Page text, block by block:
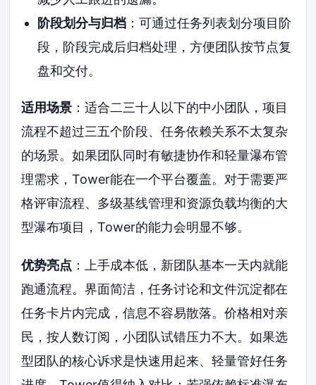
阶段划分与归档：可通过任务列表划分项目阶
段，阶段完成后归档处理，方便团队按节点复
盘和交付。
适用场景 ：适合二三十人以下的中小团队，项目
流程不超过三五个阶段、任务依赖关系不太复杂
的场景。如果团队同时有敏捷协作和轻量瀑布管
理需求，Tower能在一个平台覆盖。对于需要严
格评审流程、多级基线管理和资源负载均衡的大
型瀑布项目，Tower的能力会明显不够。
优势亮点 ：上手成本低，新团队基本一天内就能
跑通流程。界面简洁，任务讨论和文件沉淀都在
任务卡片内完成，信息不容易散落。价格相对亲
民，按人数订阅，小团队试错压力不大。如果选
型团队的核心诉求是快速用起来、轻量管好任务